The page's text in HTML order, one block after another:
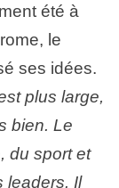
été à
le
ses idées.
plus large,
bien. Le
du sport et
leaders. Il